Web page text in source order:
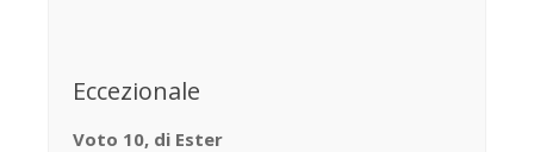
Eccezionale
Voto 10, di Ester